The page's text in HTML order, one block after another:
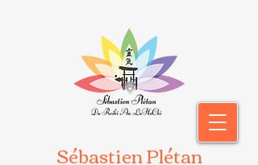
Sébastien Plétan